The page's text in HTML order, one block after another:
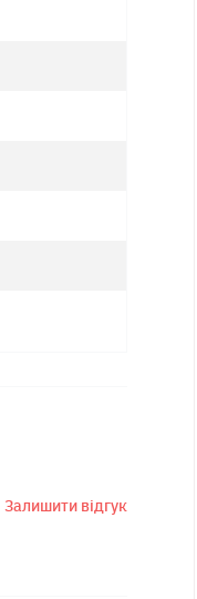
Залишити відгук